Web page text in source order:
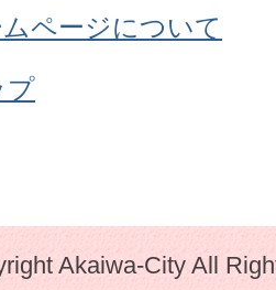
ページについて
プ
Akaiwa-City All